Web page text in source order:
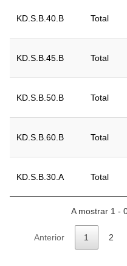
KD.S.B.40.B Total
KD.S.B.45.B Total
KD.S.B.50.B Total
KD.S.B.60.B Total
KD.S.B.30.A Total
A mostrar 1 -
Anterior 1 2